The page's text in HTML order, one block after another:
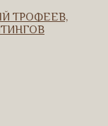
ТРОФЕЕВ,